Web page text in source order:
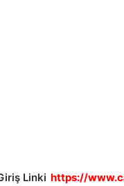
Linki https://